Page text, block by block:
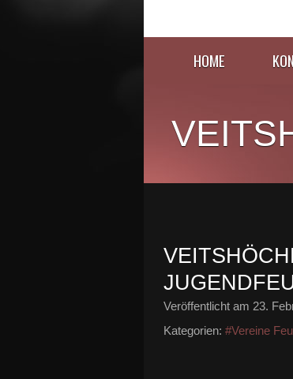
HOME
Veröffentlicht am 23.
Kategorien: #Vereine